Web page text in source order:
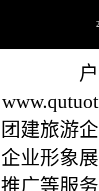
团建旅游
企业形象
推广等服